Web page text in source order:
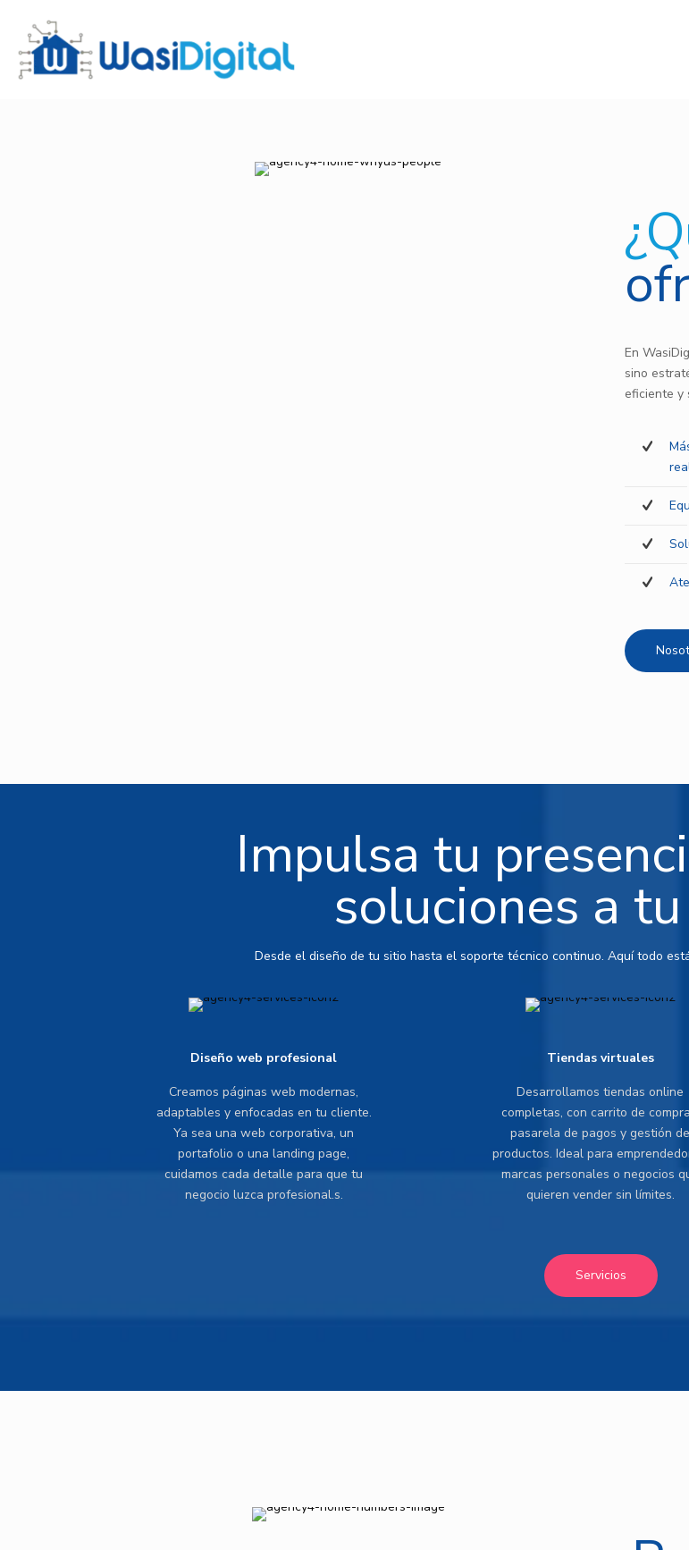
En
sino
eficiente y
Impulsa tu
soluciones a
Desde el diseño de tu sitio hasta el soporte técnico continuo. Aquí todo
Diseño web profesional
Creamos páginas web modernas,
adaptables y enfocadas en tu cliente.
Ya sea una web corporativa, un
portafolio o una landing page,
cuidamos cada detalle para que tu
negocio luzca profesional.s.
Tiendas virtuales
Desarrollamos tiendas online
completas, con carrito de
pasarela de pagos y gestión de
productos. Ideal para
marcas personales o negocios
quieren vender sin límites.
Servicios